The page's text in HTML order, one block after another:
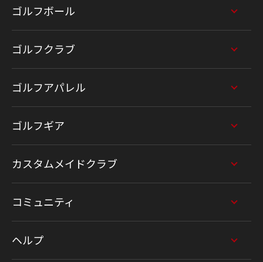
ゴルフボール
ゴルフクラブ
ゴルフアパレル
ゴルフギア
カスタムメイドクラブ
コミュニティ
ヘルプ